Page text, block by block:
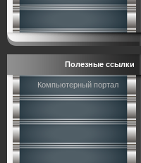
Полезные ссылки
Компьютерный портал